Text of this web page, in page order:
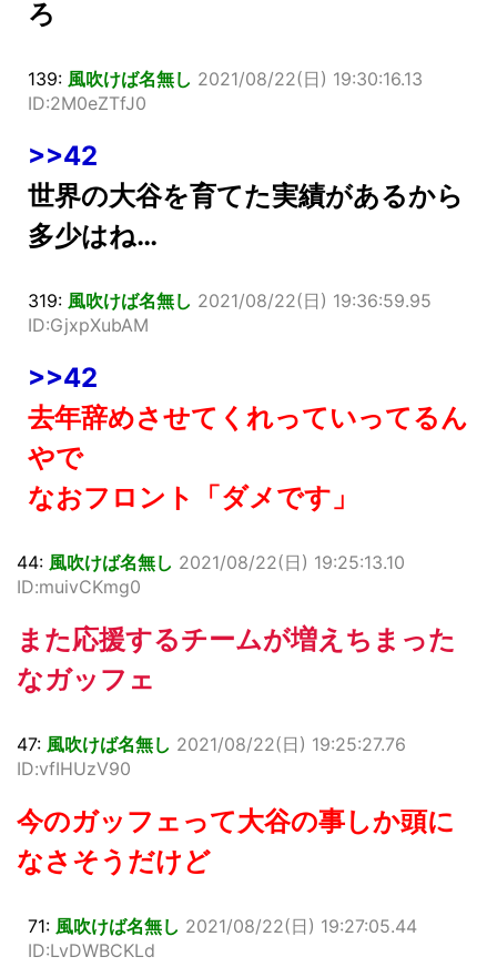
ろ
139: 風吹けば名無し 2021/08/22(日) 19:30:16.13
ID:2M0eZTfJ0
>>42
世界の大谷を育てた実績があるから
多少はね…
319: 風吹けば名無し 2021/08/22(日) 19:36:59.95
ID:GjxpXubAM
>>42
去年辞めさせてくれっていってるん
やで
なおフロント「ダメです」
44: 風吹けば名無し 2021/08/22(日) 19:25:13.10
ID:muivCKmg0
また応援するチームが増えちまった
なガッフェ
47: 風吹けば名無し 2021/08/22(日) 19:25:27.76
ID:vfIHUzV90
今のガッフェって大谷の事しか頭に
なさそうだけど
71: 風吹けば名無し 2021/08/22(日) 19:27:05.44
ID:LvDWBCKLd